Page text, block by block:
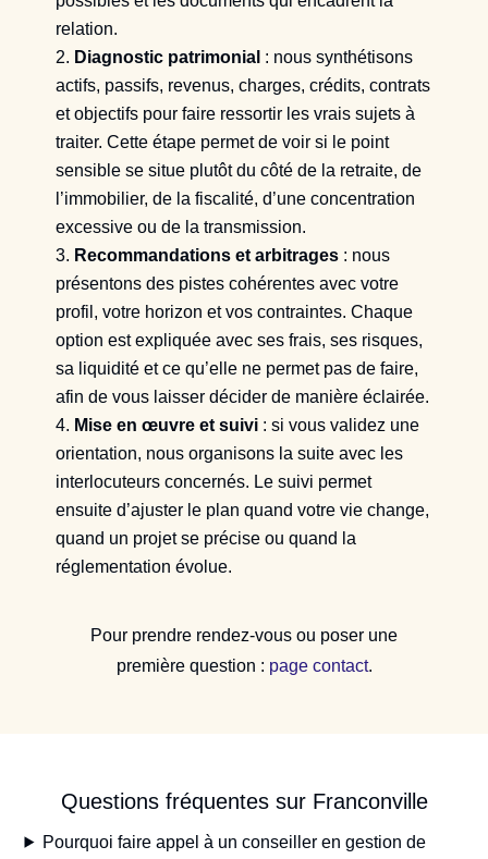
relation.
Diagnostic patrimonial : nous synthétisons
actifs, passifs, revenus, charges, crédits, contrats
et objectifs pour faire ressortir les vrais sujets à
traiter. Cette étape permet de voir si le point
sensible se situe plutôt du côté de la retraite, de
l’immobilier, de la fiscalité, d’une concentration
excessive ou de la transmission.
Recommandations et arbitrages : nous
présentons des pistes cohérentes avec votre
profil, votre horizon et vos contraintes. Chaque
option est expliquée avec ses frais, ses risques,
sa liquidité et ce qu’elle ne permet pas de faire,
afin de vous laisser décider de manière éclairée.
Mise en œuvre et suivi : si vous validez une
orientation, nous organisons la suite avec les
interlocuteurs concernés. Le suivi permet
ensuite d’ajuster le plan quand votre vie change,
quand un projet se précise ou quand la
réglementation évolue.
Pour prendre rendez-vous ou poser une
première question : page contact.
Questions fréquentes sur Franconville
Pourquoi faire appel à un conseiller en gestion de